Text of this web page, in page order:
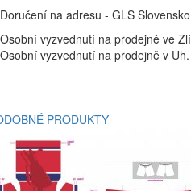
Doručení na adresu - GLS
Osobní vyzvednutí na prodejně ve
Osobní vyzvednutí na prodejně v
PRODUKTY